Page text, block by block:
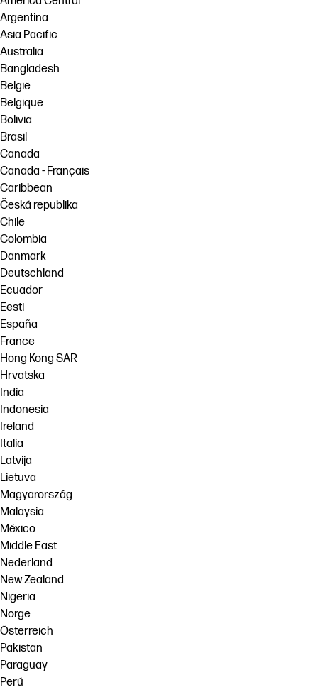
Argentina
Asia Pacific
Australia
Bangladesh
België
Belgique
Bolivia
Brasil
Canada
Canada - Français
Caribbean
Česká republika
Chile
Colombia
Danmark
Deutschland
Ecuador
Eesti
España
France
Hong Kong SAR
Hrvatska
India
Indonesia
Ireland
Italia
Latvija
Lietuva
Magyarország
Malaysia
México
Middle East
Nederland
New Zealand
Nigeria
Norge
Österreich
Pakistan
Paraguay
Perú